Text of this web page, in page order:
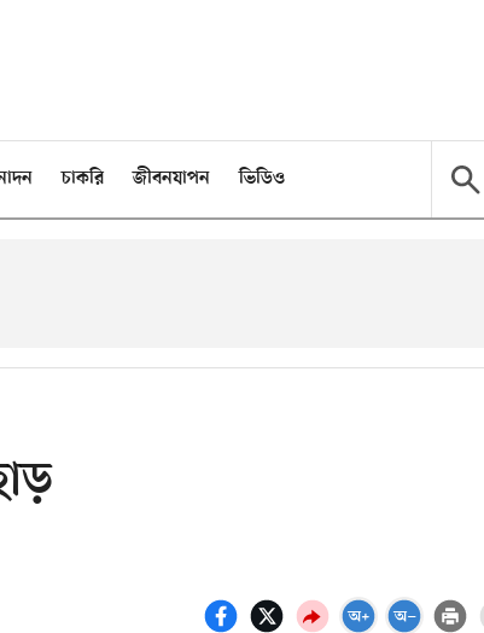
চাকরি জীবনযাপন ভিডিও